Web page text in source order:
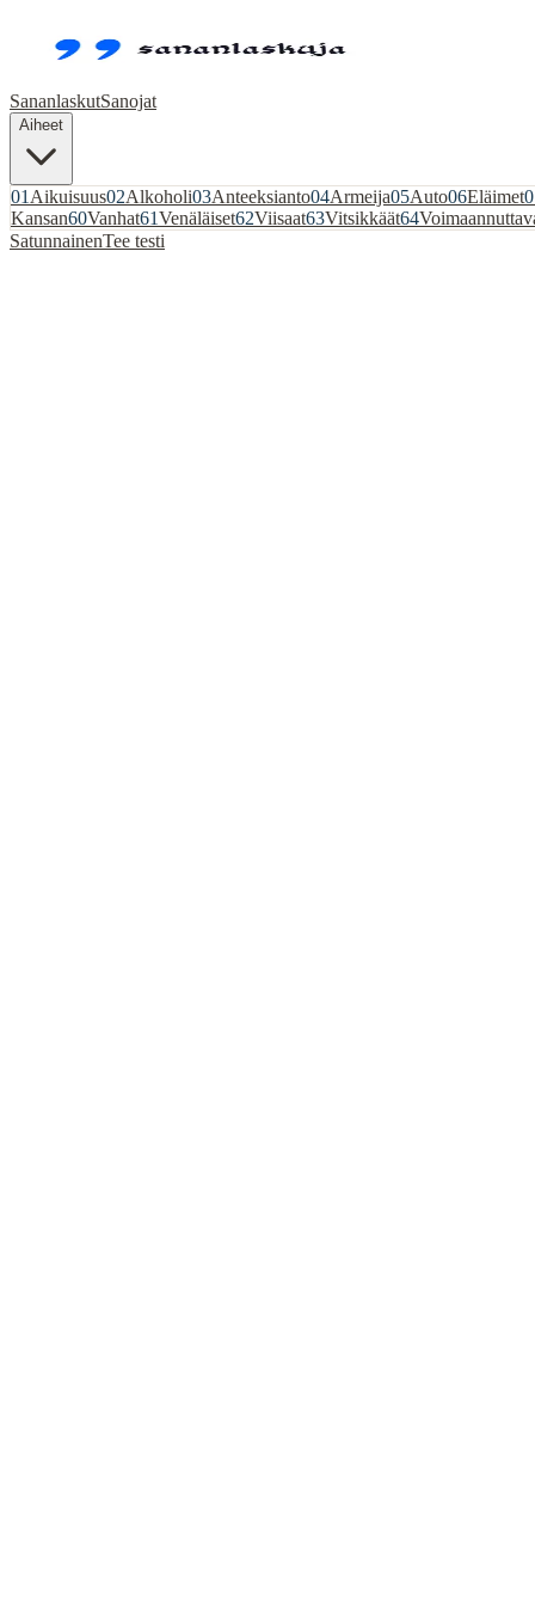
SananlaskutSanojat
Aiheet
01 Aikuisuus02Alkoholi03Anteeksianto04Armeija05Auto06Eläimet
Kansan60Vanhat61Venäläiset62Viisaat63Vitsikkäät64
SatunnainenTee testi